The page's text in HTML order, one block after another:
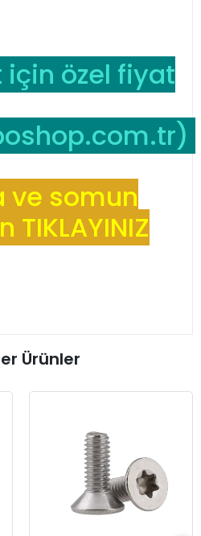
özel fiyat
)
ve somun
Ürünler